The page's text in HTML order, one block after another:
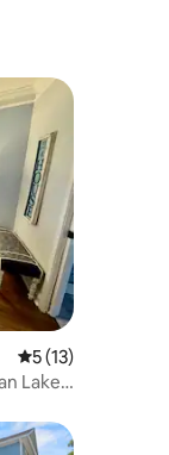
: 4,93 sur 5
appréciés
Évaluation
5 (13)
Lakes,